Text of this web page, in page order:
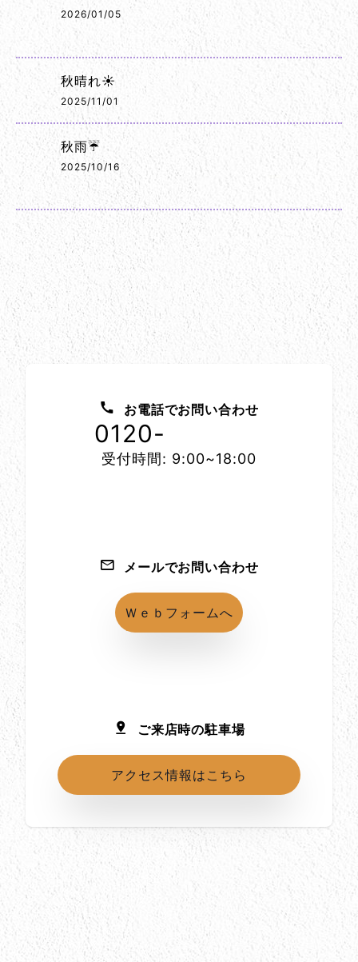
2026/01/05
秋晴れ☀️
2025/11/01
秋雨☔
2025/10/16
お電話でお問い合わせ
0120-
受付時間: 9:00~18:00
メールでお問い合わせ
Ｗｅｂフォームへ
ご来店時の駐車場
アクセス情報はこちら
所在地